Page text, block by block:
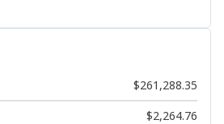
$261,288.35
$2,264.76